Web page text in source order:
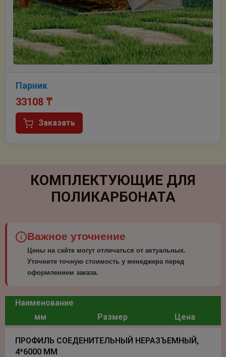
Парник
33108 ₸
Заказать
КОМПЛЕКТУЮЩИЕ ДЛЯ
ПОЛИКАРБОНАТА
Важное уточнение
Цены на сайте могут отличаться от актуальных.
Уточните точную стоимость у менеджера перед
оформлением заказа.
Наименование
мм
Размер Цена
ПРОФИЛЬ СОЕДЕНИТЕЛЬНЫЙ НЕРАЗЪЕМНЫЙ,
4*6000 ММ